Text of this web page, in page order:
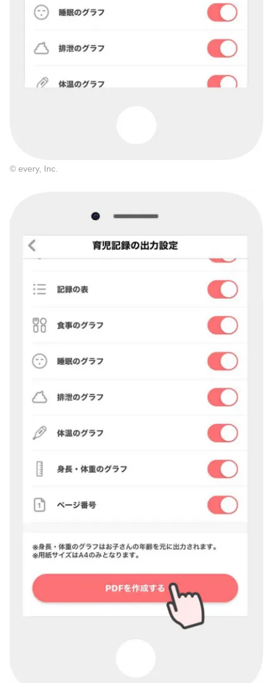
© every, Inc.